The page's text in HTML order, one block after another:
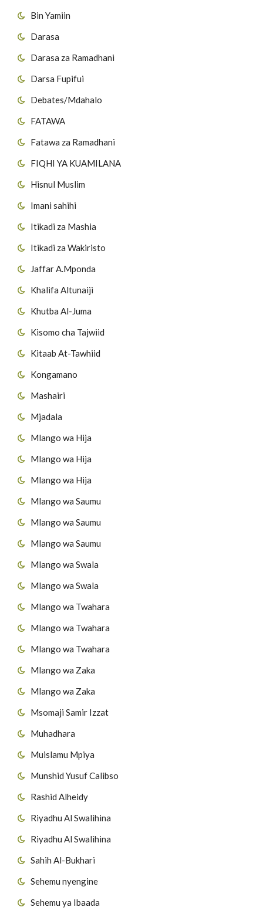
Bin Yamiin
Darasa
Darasa za Ramadhani
Darsa Fupifui
Debates/Mdahalo
FATAWA
Fatawa za Ramadhani
FIQHI YA KUAMILANA
Hisnul Muslim
Imani sahihi
Itikadi za Mashia
Itikadi za Wakiristo
Jaffar A.Mponda
Khalifa Altunaiji
Khutba Al-Juma
Kisomo cha Tajwiid
Kitaab At-Tawhiid
Kongamano
Mashairi
Mjadala
Mlango wa Hija
Mlango wa Hija
Mlango wa Hija
Mlango wa Saumu
Mlango wa Saumu
Mlango wa Saumu
Mlango wa Swala
Mlango wa Swala
Mlango wa Twahara
Mlango wa Twahara
Mlango wa Twahara
Mlango wa Zaka
Mlango wa Zaka
Msomaji Samir Izzat
Muhadhara
Muislamu Mpiya
Munshid Yusuf Calibso
Rashid Alheidy
Riyadhu Al Swalihina
Riyadhu Al Swalihina
Sahih Al-Bukhari
Sehemu nyengine
Sehemu ya Ibaada